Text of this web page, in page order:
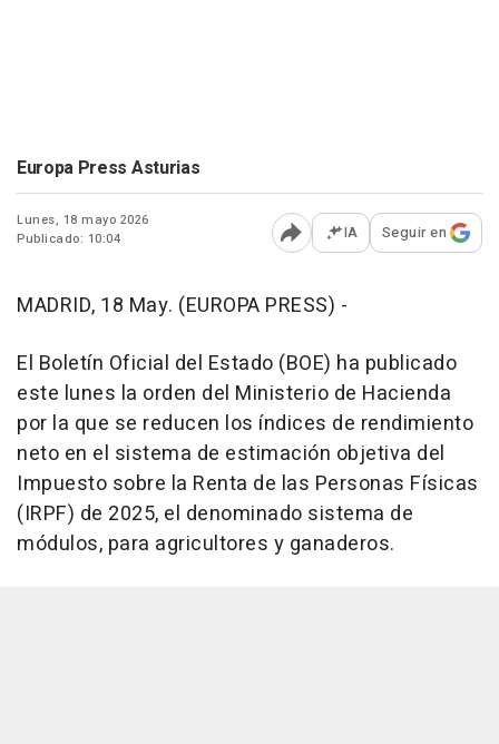
Europa Press Asturias
Lunes, 18 mayo 2026
Publicado: 10:04
Abrir opciones para
IA Seguir en
MADRID, 18 May. (EUROPA PRESS) -
El Boletín Oficial del Estado (BOE) ha publicado
este lunes la orden del Ministerio de Hacienda
por la que se reducen los índices de rendimiento
neto en el sistema de estimación objetiva del
Impuesto sobre la Renta de las Personas Físicas
(IRPF) de 2025, el denominado sistema de
módulos, para agricultores y ganaderos.